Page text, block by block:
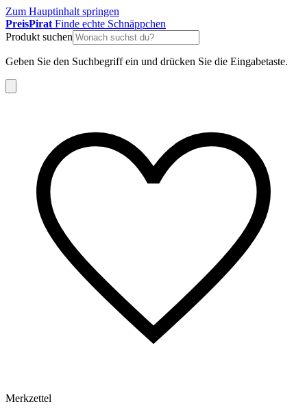
Zum Hauptinhalt springen
PreisPirat Finde echte Schnäppchen
Produkt suchen
Geben Sie den Suchbegriff ein und drücken Sie die Eingabetaste.
Merkzettel